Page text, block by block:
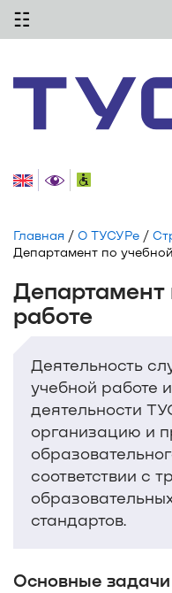
☷
Главная / О ТУСУРе /
Департамент по
Департамент
работе
Деятельность
учебной работе
деятельности
организацию и
соответствии с
стандартов.
Основные